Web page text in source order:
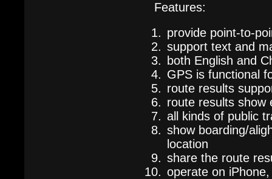
Features:
provide point-to-
support text and
both English and
GPS is functional
route results
route results show
all kinds of public
show boarding/
location
share the route
operate on